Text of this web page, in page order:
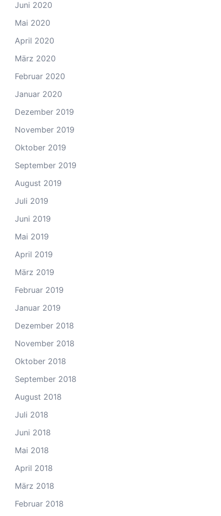
Juni 2020
Mai 2020
April 2020
März 2020
Februar 2020
Januar 2020
Dezember 2019
November 2019
Oktober 2019
September 2019
August 2019
Juli 2019
Juni 2019
Mai 2019
April 2019
März 2019
Februar 2019
Januar 2019
Dezember 2018
November 2018
Oktober 2018
September 2018
August 2018
Juli 2018
Juni 2018
Mai 2018
April 2018
März 2018
Februar 2018